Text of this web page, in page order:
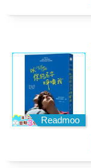
Readmoo